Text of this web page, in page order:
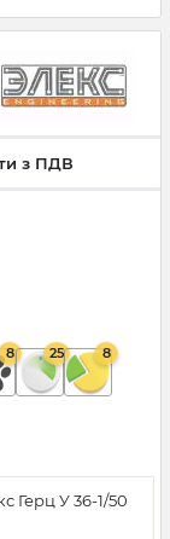
з ПДВ
Герц У 36-1/50
8 25 8